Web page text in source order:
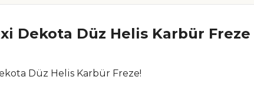
Dekota Düz Helis Karbür Freze
Düz Helis Karbür Freze!